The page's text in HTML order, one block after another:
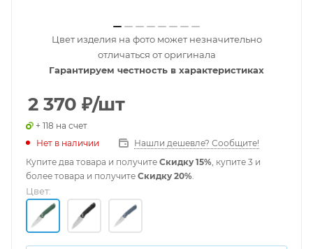
Цвет изделия на фото может незначительно
отличаться от оригинала
Гарантируем честность в характеристиках
2 370 ₽/шт
+ 118 на счет
Нет в наличии
Нашли дешевле? Сообщите!
Купите два товара и получите Скидку 15%, купите 3 и
более товара и получите Скидку 20%.
Цвет: